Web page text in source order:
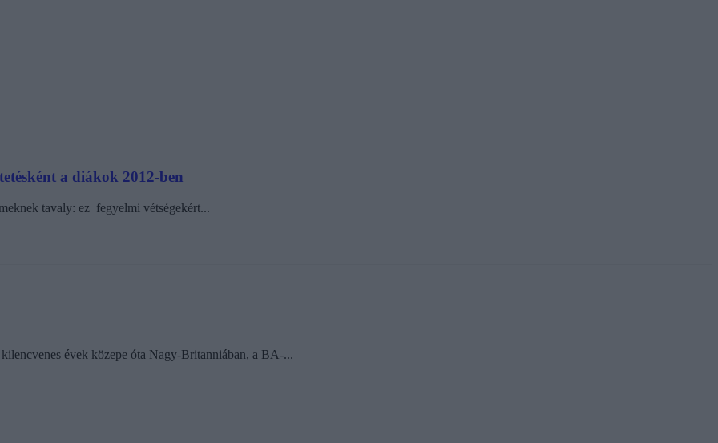
a diákok 2012-ben
tavaly: ez fegyelmi vétségekért...
évek közepe óta Nagy-Britanniában, a BA-...